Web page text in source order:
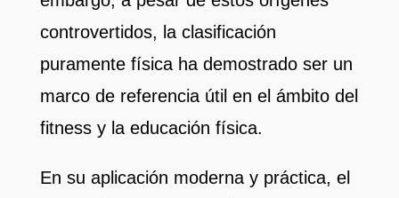
controvertidos, la clasificación
puramente física ha demostrado ser un
marco de referencia útil en el ámbito del
fitness y la educación física.
En su aplicación moderna y práctica, el